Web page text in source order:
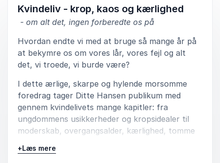
Kvindeliv - krop, kaos og kærlighed
- om alt det, ingen forberedte os på
Hvordan endte vi med at bruge så mange år på
at bekymre os om vores lår, vores fejl og alt
det, vi troede, vi burde være?
I dette ærlige, skarpe og hylende morsomme
foredrag tager Ditte Hansen publikum med
gennem kvindelivets mange kapitler: fra
ungdommens usikkerheder og kropsidealer til
moderskab, overgangsalder, kærlighed, tomme
sig selv.
+Læs mere